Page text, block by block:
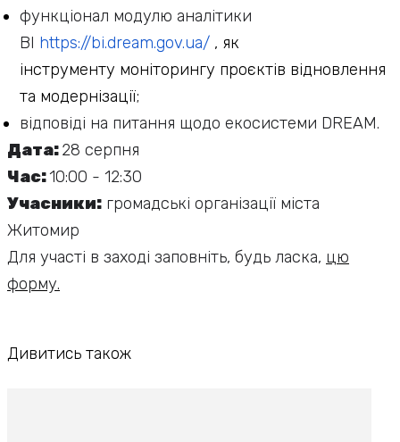
функціонал модулю аналітики
ВІ https://bi.dream.gov.ua/ , як
інструменту моніторингу проєктів відновлення
та модернізації;
відповіді на питання щодо екосистеми DREAM.
Дата:28 серпня
Час:10:00 - 12:30
Учасники: громадські організації міста
Житомир
Для участі в заході заповніть, будь ласка, цю
форму.
Дивитись також